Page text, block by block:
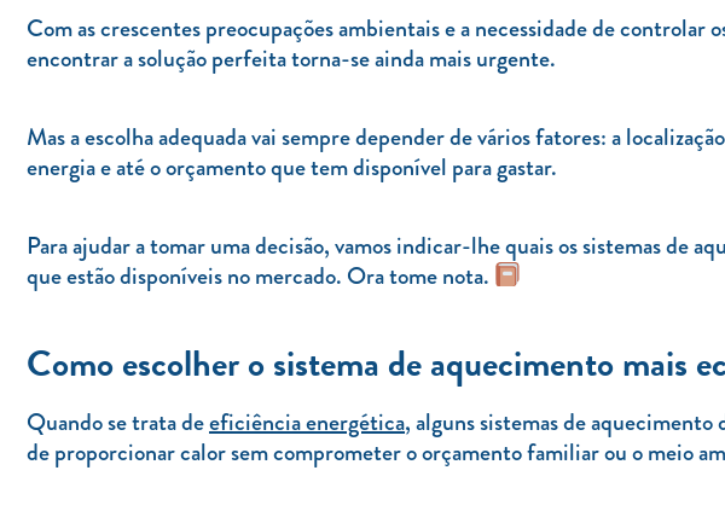
Com as crescentes preocupações ambientais e a necessidade de controlar
encontrar a solução perfeita torna-se ainda mais urgente.
Mas a escolha adequada vai sempre depender de vários fatores: a
energia e até o orçamento que tem disponível para gastar.
Para ajudar a tomar uma decisão, vamos indicar-lhe quais os sistemas de
que estão disponíveis no mercado. Ora tome nota.
Como escolher o sistema de aquecimento mais
Quando se trata deeficiência energética, alguns sistemas de aquecimento
de proporcionar calor sem comprometer o orçamento familiar ou o meio